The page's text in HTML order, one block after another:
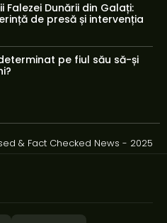
Dunării din Galați:
de presă și intervenția
pe fiul său să-și
& Fact Checked News - 2025